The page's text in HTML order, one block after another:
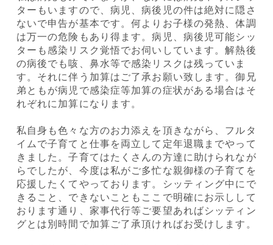
ターもいますので、病児、病後児の件は絶対に隠さ
ないで申告が基本です。何よりお子様の発熱、体調
は万一の危険もあり得ます。病児、病後児可能シッ
ターも感染リスク覚悟でお伺いしています。解熱後
の病後でも咳、鼻水等で感染リスクは残っていま
す。それに伴う加算はご了承お願い致します。御兄
弟ともが病児で感染症等加算の症状がある場合はそ
れぞれに加算になります。
私自身も色々な方のお力添えを頂きながら、フルタ
イムで子育てと仕事を両立して定年退職までやって
きました。子育てはたくさんの方達に助けられなが
らでしたが、今度は私がご多忙な親御様の子育てを
応援したくてやっております。シッティング中にで
きること、できないこともここで明確にお示しして
おります通り、家事代行等ご要望あればシッティン
グとは別時間で加算ご了承頂ければお受けします。